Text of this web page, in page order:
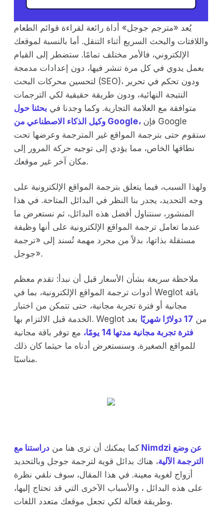
يُعد «مترجم جوجل» أداة رائعة لقراءة قوائم الطعام
واللافتات والبحث السريع أثناء التنقل. أما بالنسبة لموقعك
الإلكتروني، فالأمر مختلف تمامًا. ستضطر إلى القيام
بعمل يدوي في كل مرة تنشر فيها، دون إعدادات مدمجة
لتحسين محركات البحث (SEO)، ودون تحكم في تحرير
النتيجة النهائية، ودون طريقة حقيقية لكي الترجمات
متوافقة مع العلامة التجارية. وكما وجدنا في بحثنا حول
وكيل الذكاء الاصطناعي من Google،
ستقوم حتى بترجمة المواقع غير المترجمة وعرضها تحت
نطاقها الخاص، مما يؤدي إلى توجيه حركة المرور إلى
مكان آخر غير موقعك.
ولهذا السبب، فيما يتعلق بترجمة المواقع الإلكترونية على
وجه التحديد، يجدر بنا النظر في البدائل المتاحة. في هذا
المنشور، سنتناول أفضل هذه البدائل، ثم نستعرض ما
عندما تعامل ترجمة المواقع الإلكترونية على أنها وظيفة
مستقلة بذاتها، بدلاً من مجرد مهمة تُسند إلى «ترجمة
جوجل».
ملاحظة سريعة بشأن الأسعار قبل أن نبدأ: تقدم معظم
أدوات ترجمة المواقع الإلكترونية، بما في Weglot باقة
مجانية أو فترة تجربة مجانية، حتى تتمكن من اختبار
الخدمة قبل الالتزام بها. Weglot من 17 دولارًا شهريًا
بعد
فترة تجربة مجانية مدتها 14 يومًا،
مع توفر باقة مجانية
للمواقع الصغيرة. وسنستعرض أدناه ما حيثما كان ذلك
مناسبًا.
كما يمكنك أن ترى هنا من دراستنا مع Nimdzi عن وضع
الترجمة الآلية، هناك بدائل قوية لترجمة جوجل وبالتحديد
أزواج لغوية معينة. في هذا المقال، سوف نلقي نظرة
على هذه البدائل ، والأسباب الآخرى التي قد تحتاج إليها،
وطريقة فعالة لكي تجعل موقعك متعدد اللغات.